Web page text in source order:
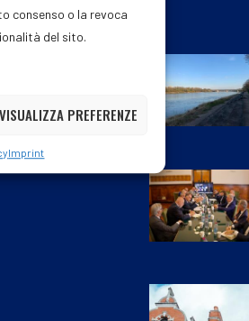
consenso o la revoca
del sito.
VISUALIZZA PREFERENZE
Imprint